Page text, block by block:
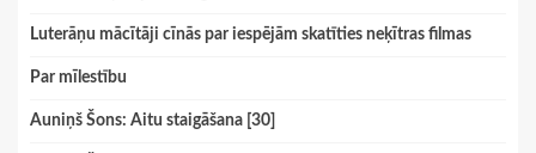
Luterāņu mācītāji cīnās par iespējām skatīties neķītras filmas
Par mīlestību
Auniņš Šons: Aitu staigāšana [30]